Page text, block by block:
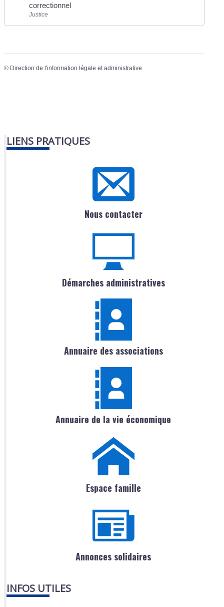
correctionnel
Justice
© Direction de l'information légale et administrative
LIENS PRATIQUES
Nous contacter
Démarches administratives
Annuaire des associations
Annuaire de la vie économique
Espace famille
Annonces solidaires
INFOS UTILES